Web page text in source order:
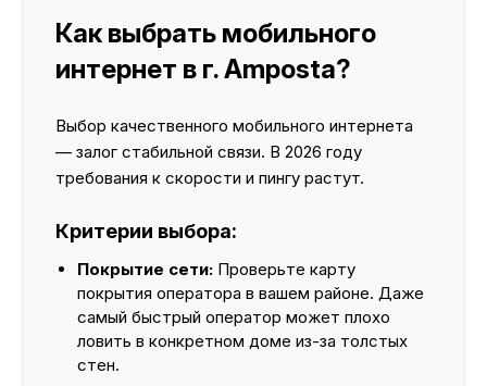
Как выбрать мобильного
интернет в г. Amposta?
Выбор качественного мобильного интернета
— залог стабильной связи. В 2026 году
требования к скорости и пингу растут.
Критерии выбора:
Покрытие сети: Проверьте карту
покрытия оператора в вашем районе. Даже
самый быстрый оператор может плохо
ловить в конкретном доме из-за толстых
стен.